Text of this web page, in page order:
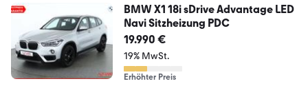
BMW X1 18i sDrive Advantage LED
Navi Sitzheizung PDC
19.990 €
19% MwSt.
Erhöhter Preis